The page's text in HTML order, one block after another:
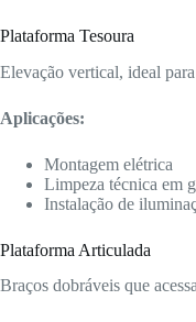
Plataforma Tesoura
Elevação vertical, ideal
Aplicações:
Montagem elétrica
Limpeza técnica em
Instalação de
Plataforma Articulada
Braços dobráveis que